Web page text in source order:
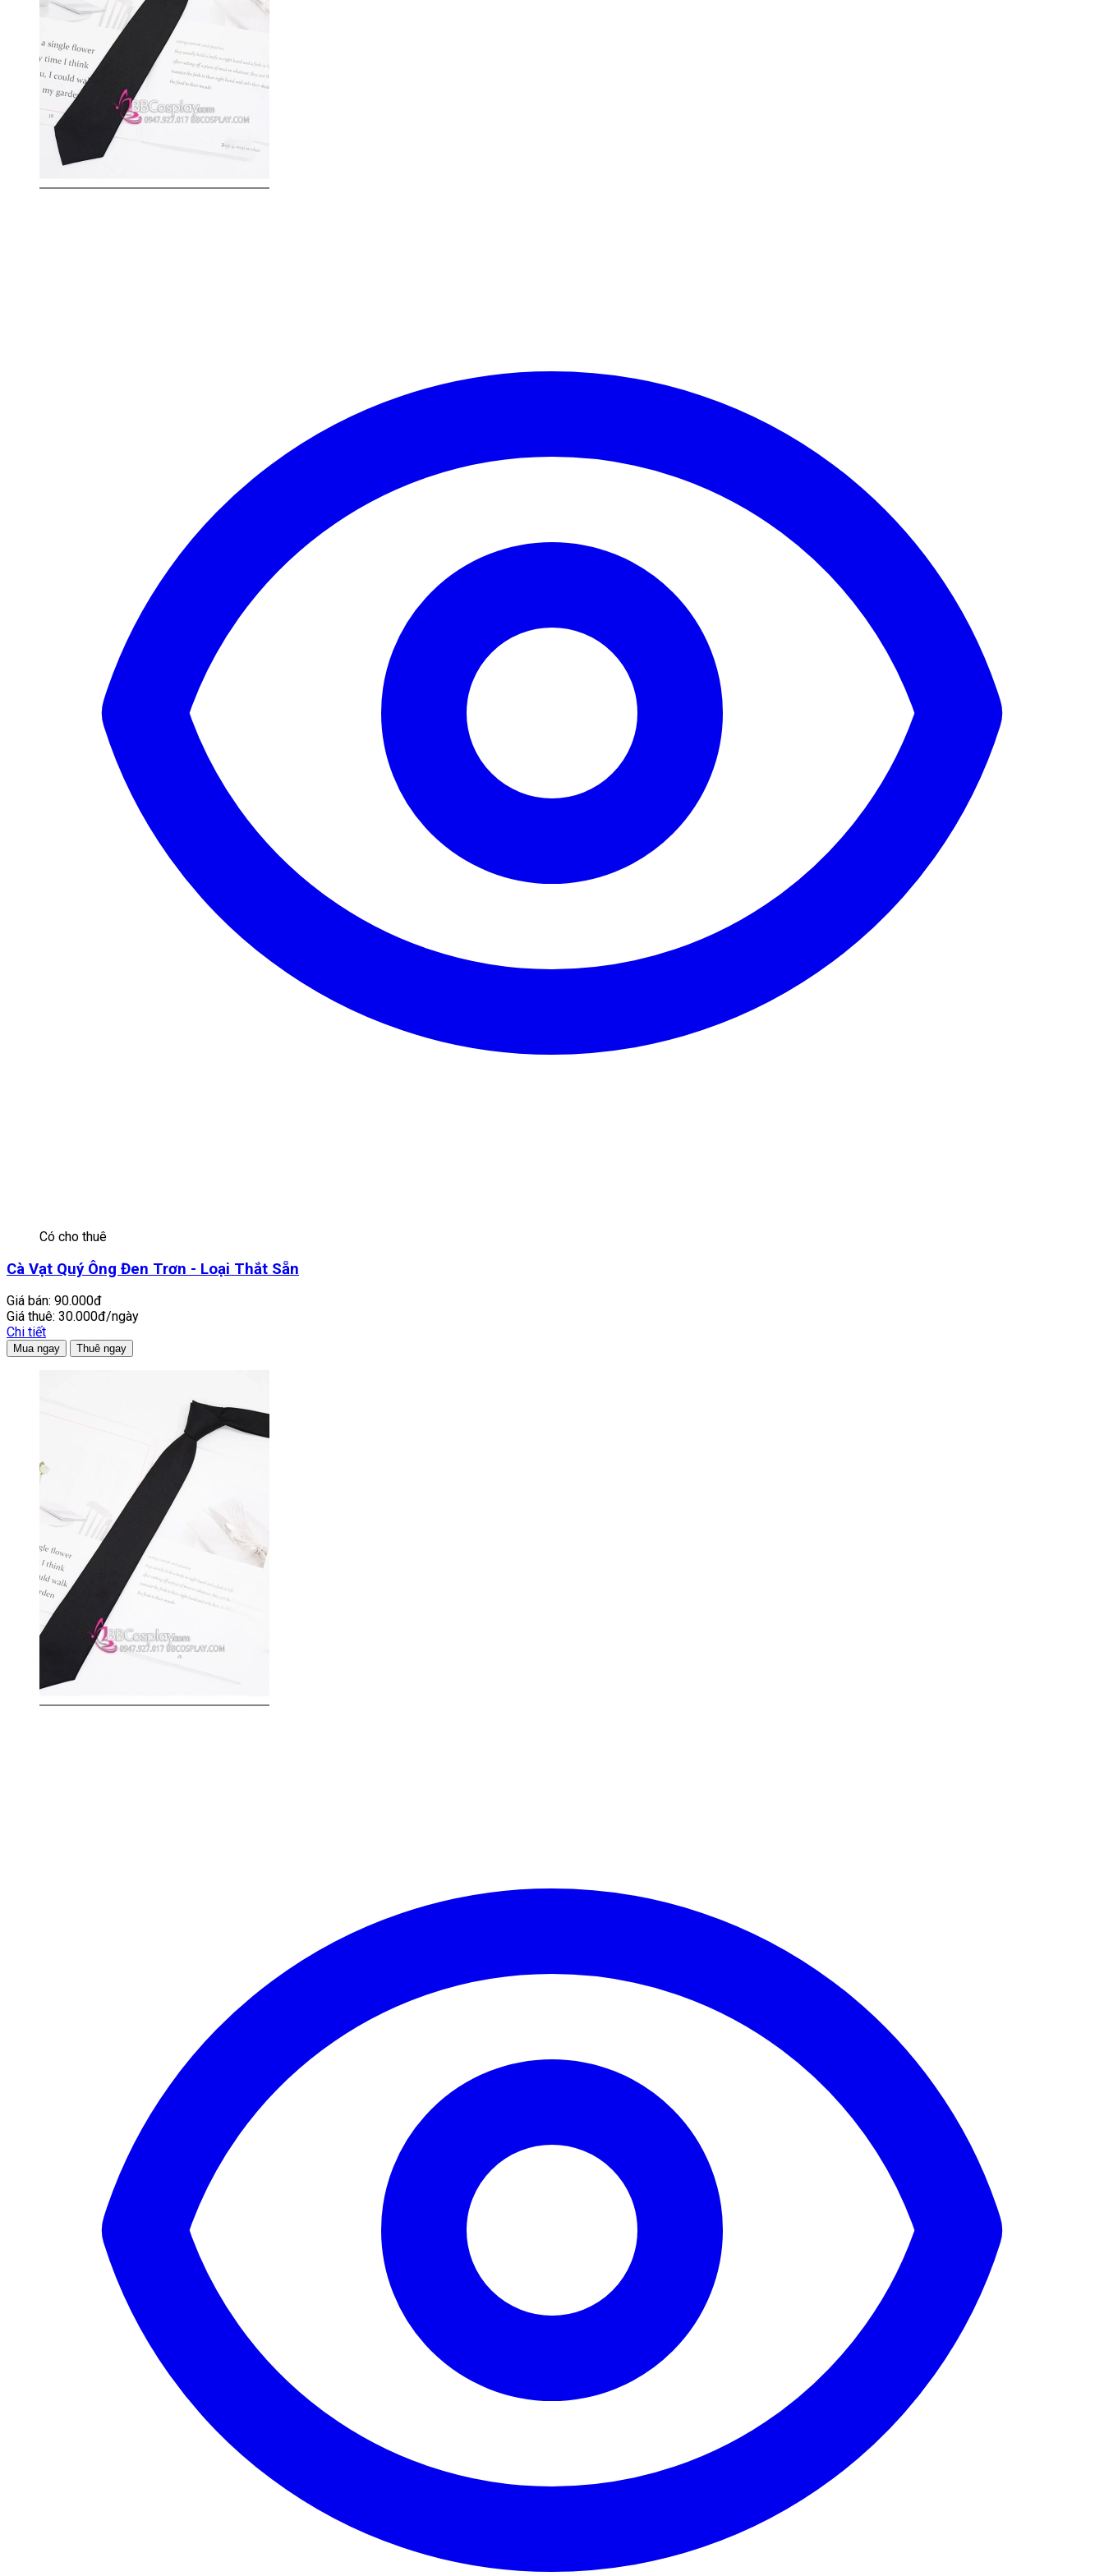
Có cho thuê
Cà Vạt Quý Ông Đen Trơn - Loại Thắt Sẵn
Giá bán: 90.000đ
Giá thuê: 30.000đ/ngày
Chi tiết
Mua ngay Thuê ngay